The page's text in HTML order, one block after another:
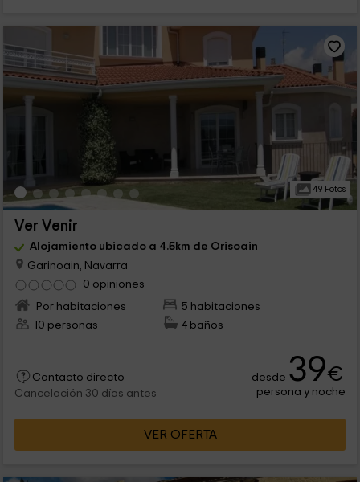
49 Fotos
Ver Venir
Alojamiento ubicado a 4.5km de Orisoain
Garinoain, Navarra
0 opiniones
Por habitaciones
5 habitaciones
10 personas
4 baños
Contacto directo
Cancelación 30 días antes
desde 39€
persona y noche
VER OFERTA